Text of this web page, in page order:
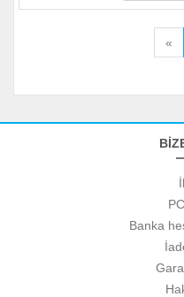
«
Banka